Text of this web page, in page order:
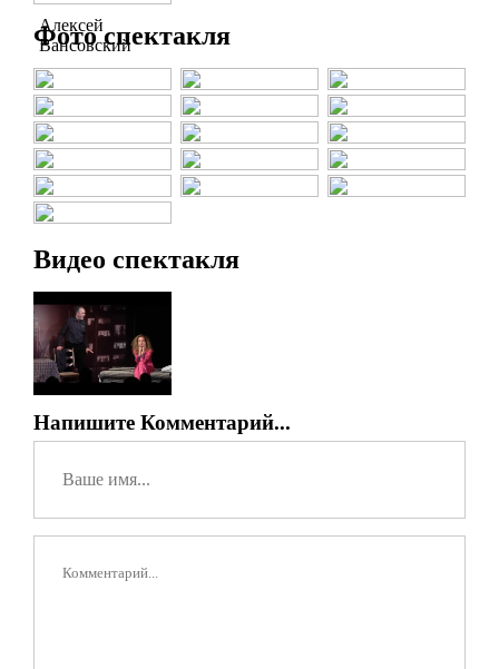
Алексей
Вансовский
Фото спектакля
Видео спектакля
Напишите Комментарий...